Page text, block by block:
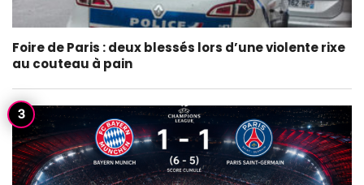
Foire de Paris : deux blessés lors d’une violente rixe
au couteau à pain